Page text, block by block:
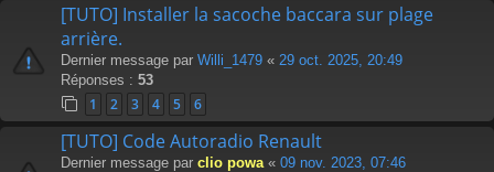
[TUTO] Installer la sacoche baccara sur plage
arrière.
Dernier message par Willi_1479 « 29 oct. 2025, 20:49
Réponses : 53
1 2 3 4 5 6
[TUTO] Code Autoradio Renault
Dernier message par clio powa « 09 nov. 2023, 07:46